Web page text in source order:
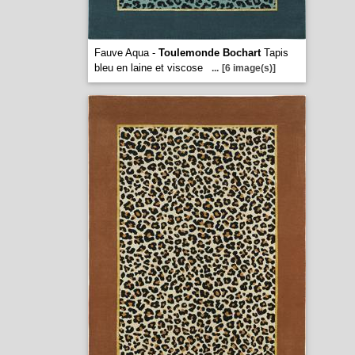
Fauve Aqua - Toulemonde BochartTapis
bleu en laine et viscose
... [6 image(s)]